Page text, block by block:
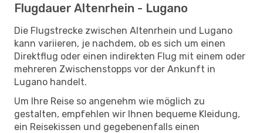
Flugdauer Altenrhein - Lugano
Die Flugstrecke zwischen Altenrhein und Lugano
kann variieren, je nachdem, ob es sich um einen
Direktflug oder einen indirekten Flug mit einem oder
mehreren Zwischenstopps vor der Ankunft in
Lugano handelt.
Um Ihre Reise so angenehm wie möglich zu
gestalten, empfehlen wir Ihnen bequeme Kleidung,
ein Reisekissen und gegebenenfalls einen